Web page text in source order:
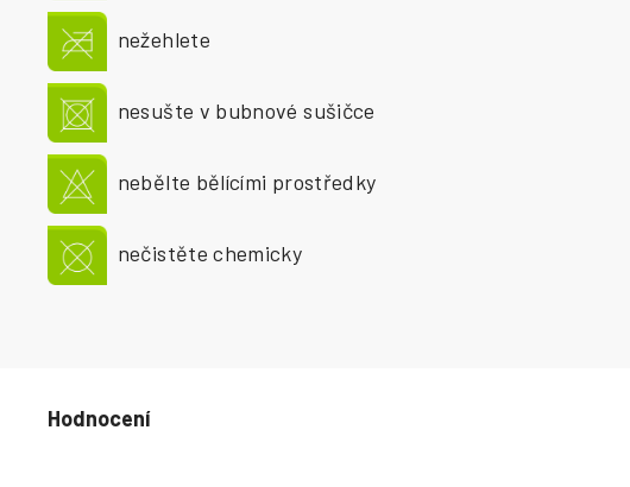
nežehlete
nesušte v bubnové sušičce
nebělte bělícími prostředky
nečistěte chemicky